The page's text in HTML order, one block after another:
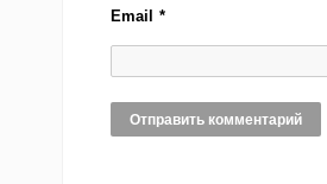
Email*